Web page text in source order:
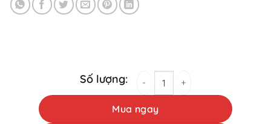
DHC Breast Enhancement Pills quantity
Mua ngay